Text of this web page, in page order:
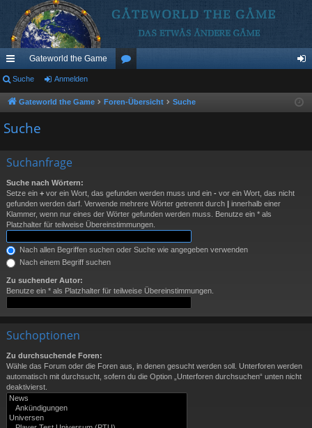
ch
ne
llz
riff
Gateworld the Game
en m
Suche Anmelden
Gateworld the Game Foren-Übersicht Suche
Suche
Suchanfrage
Suche nach Wörtern:
Setze ein + vor ein Wort, das gefunden werden muss und ein - vor ein Wort, das nicht
gefunden werden darf. Verwende mehrere Wörter getrennt durch | innerhalb einer
Klammer, wenn nur eines der Wörter gefunden werden muss. Benutze ein * als
Platzhalter für teilweise Übereinstimmungen.
Nach allen Begriffen suchen oder Suche wie angegeben verwenden
Nach einem Begriff suchen
Zu suchender Autor:
Benutze ein * als Platzhalter für teilweise Übereinstimmungen.
Suchoptionen
Zu durchsuchende Foren:
Wähle das Forum oder die Foren aus, in denen gesucht werden soll. Unterforen werden
automatisch mit durchsucht, sofern du die Option „Unterforen durchsuchen“ unten nicht
deaktivierst.